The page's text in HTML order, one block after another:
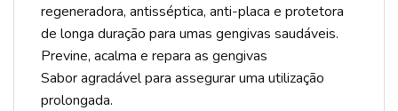
regeneradora, antisséptica, anti-placa e protetora
de longa duração para umas gengivas saudáveis.
Previne, acalma e repara as gengivas
Sabor agradável para assegurar uma utilização
prolongada.